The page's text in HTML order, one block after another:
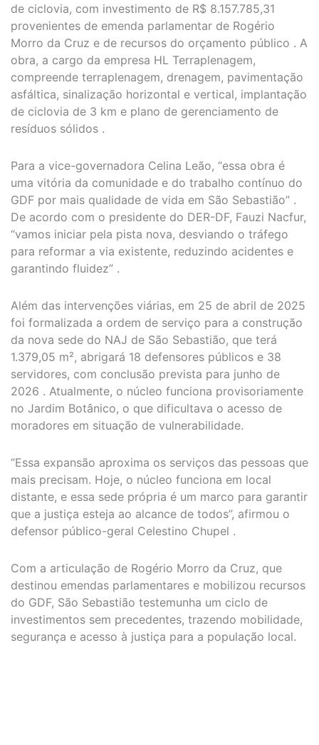
de ciclovia, com investimento de R$ 8.157.785,31
provenientes de emenda parlamentar de Rogério
Morro da Cruz e de recursos do orçamento público . A
obra, a cargo da empresa HL Terraplenagem,
compreende terraplenagem, drenagem, pavimentação
asfáltica, sinalização horizontal e vertical, implantação
de ciclovia de 3 km e plano de gerenciamento de
resíduos sólidos .
Para a vice-governadora Celina Leão, “essa obra é
uma vitória da comunidade e do trabalho contínuo do
GDF por mais qualidade de vida em São Sebastião” .
De acordo com o presidente do DER-DF, Fauzi Nacfur,
“vamos iniciar pela pista nova, desviando o tráfego
para reformar a via existente, reduzindo acidentes e
garantindo fluidez” .
Além das intervenções viárias, em 25 de abril de 2025
foi formalizada a ordem de serviço para a construção
da nova sede do NAJ de São Sebastião, que terá
1.379,05 m², abrigará 18 defensores públicos e 38
servidores, com conclusão prevista para junho de
2026 . Atualmente, o núcleo funciona provisoriamente
no Jardim Botânico, o que dificultava o acesso de
moradores em situação de vulnerabilidade.
“Essa expansão aproxima os serviços das pessoas que
mais precisam. Hoje, o núcleo funciona em local
distante, e essa sede própria é um marco para garantir
que a justiça esteja ao alcance de todos”, afirmou o
defensor público-geral Celestino Chupel .
Com a articulação de Rogério Morro da Cruz, que
destinou emendas parlamentares e mobilizou recursos
do GDF, São Sebastião testemunha um ciclo de
investimentos sem precedentes, trazendo mobilidade,
segurança e acesso à justiça para a população local.